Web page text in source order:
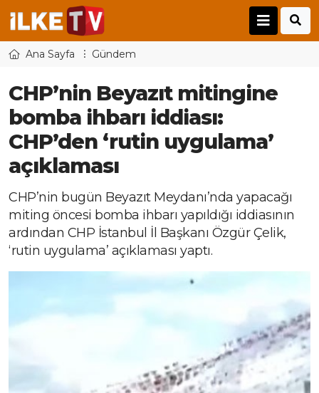
Ana Sayfa Gündem
CHP’nin Beyazıt mitingine
bomba ihbarı iddiası:
CHP’den ‘rutin uygulama’
açıklaması
CHP’nin bugün Beyazıt Meydanı’nda yapacağı
miting öncesi bomba ihbarı yapıldığı iddiasının
ardından CHP İstanbul İl Başkanı Özgür Çelik,
‘rutin uygulama’ açıklaması yaptı.